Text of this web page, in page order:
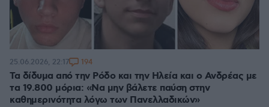
Τα δίδυμα από την Ρόδο και την Ηλεία και ο Ανδρέας με
τα 19.800 μόρια: «Να μην βάλετε παύση στην
καθημερινότητα λόγω των Πανελλαδικών»
25.06.2026, 22:17 194